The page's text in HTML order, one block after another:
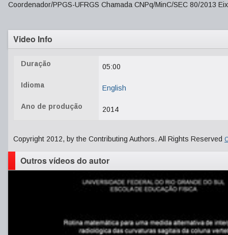
Coordenador/PPGS-UFRGS Chamada CNPq/MinC/SEC 80/2013
Video Info
Duração 05:00
Idioma English
Ano de produção 2014
Copyright 2012, by the Contributing Authors. All Rights Reserved
Outros vídeos do autor